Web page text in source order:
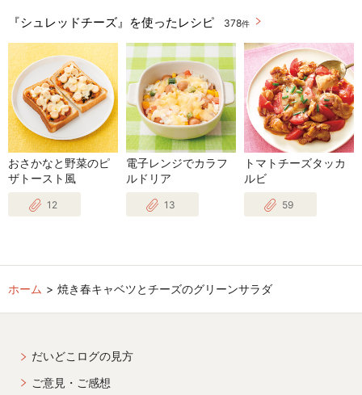
『シュレッドチーズ』を使ったレシピ 378件
おさかなと野菜のピ
ザトースト風
12
電子レンジでカラフ
ルドリア
13
トマトチーズタッカ
ルビ
59
ホーム 焼き春キャベツとチーズのグリーンサラダ
だいどこログの見方
ご意見・ご感想